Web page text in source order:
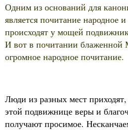
Ежедневно возле раки с
совершается молебен. Затем
надеждою — матушка
надежды сбылись…